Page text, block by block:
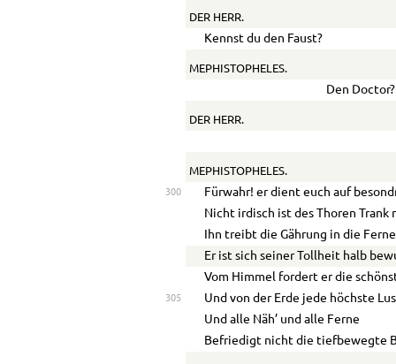
DER HERR.
Kennst du den Faust?
MEPHISTOPHELES.
Den Doctor?
DER HERR.
MEPHISTOPHELES.
300
Fürwahr! er dient euch auf
Nicht irdisch ist des Thoren Trank
Ihn treibt die Gährung in die
Er ist sich seiner Tollheit halb
Vom Himmel fordert er die
305
Und von der Erde jede höchste
Und alle Näh’ und alle Ferne
Befriedigt nicht die tiefbewegte